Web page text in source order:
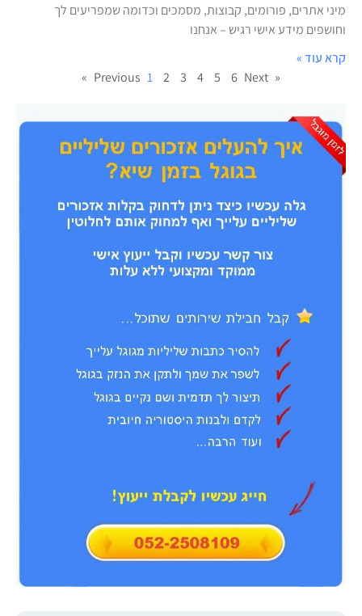
מיני אתרים, פורומים, קבוצות, מסמכים וכדומה שמפריעים לך
וחושפים מידע אישי רגיש – אנחנו
קרא עוד »
« Previous
1 2 3 4 5 6 Next »